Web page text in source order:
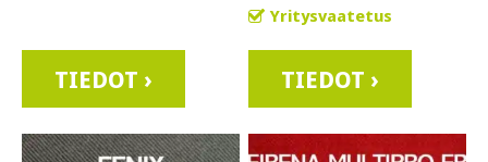
TIEDOT ›
Yritysvaatetus
TIEDOT ›